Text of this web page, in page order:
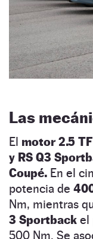
Las
El motor 2.5
y RS Q3
Coupé. En el
potencia de
Nm, mientras
3 Sportback el
500 Nm. Se